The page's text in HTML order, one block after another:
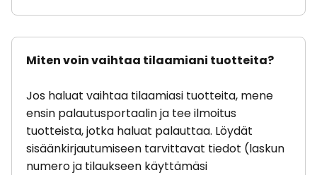
Miten voin vaihtaa tilaamiani tuotteita?
Jos haluat vaihtaa tilaamiasi tuotteita, mene
ensin palautusportaalin ja tee ilmoitus
tuotteista, jotka haluat palauttaa. Löydät
sisäänkirjautumiseen tarvittavat tiedot (laskun
numero ja tilaukseen käyttämäsi